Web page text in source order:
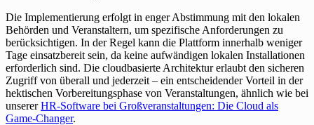
Die Implementierung erfolgt in enger Abstimmung mit den lokalen
Behörden und Veranstaltern, um spezifische Anforderungen zu
berücksichtigen. In der Regel kann die Plattform innerhalb weniger
Tage einsatzbereit sein, da keine aufwändigen lokalen Installationen
erforderlich sind. Die cloudbasierte Architektur erlaubt den sicheren
Zugriff von überall und jederzeit – ein entscheidender Vorteil in der
hektischen Vorbereitungsphase von Veranstaltungen, ähnlich wie bei
unsererHR-Software bei Großveranstaltungen: Die Cloud als
Game-Changer.